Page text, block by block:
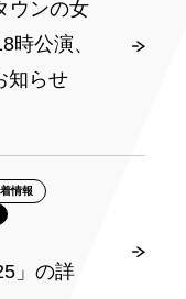
ウンの女
時公演、
知らせ
情報
」の詳